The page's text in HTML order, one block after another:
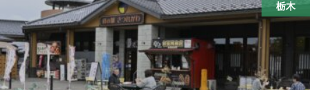
栃木